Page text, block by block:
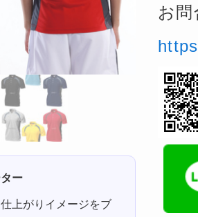
ー
上がりイメージをブ
お問